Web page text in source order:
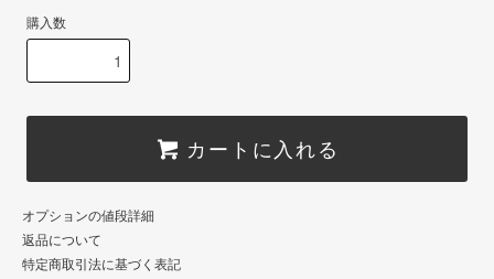
購入数
カートに入れる
オプションの値段詳細
返品について
特定商取引法に基づく表記